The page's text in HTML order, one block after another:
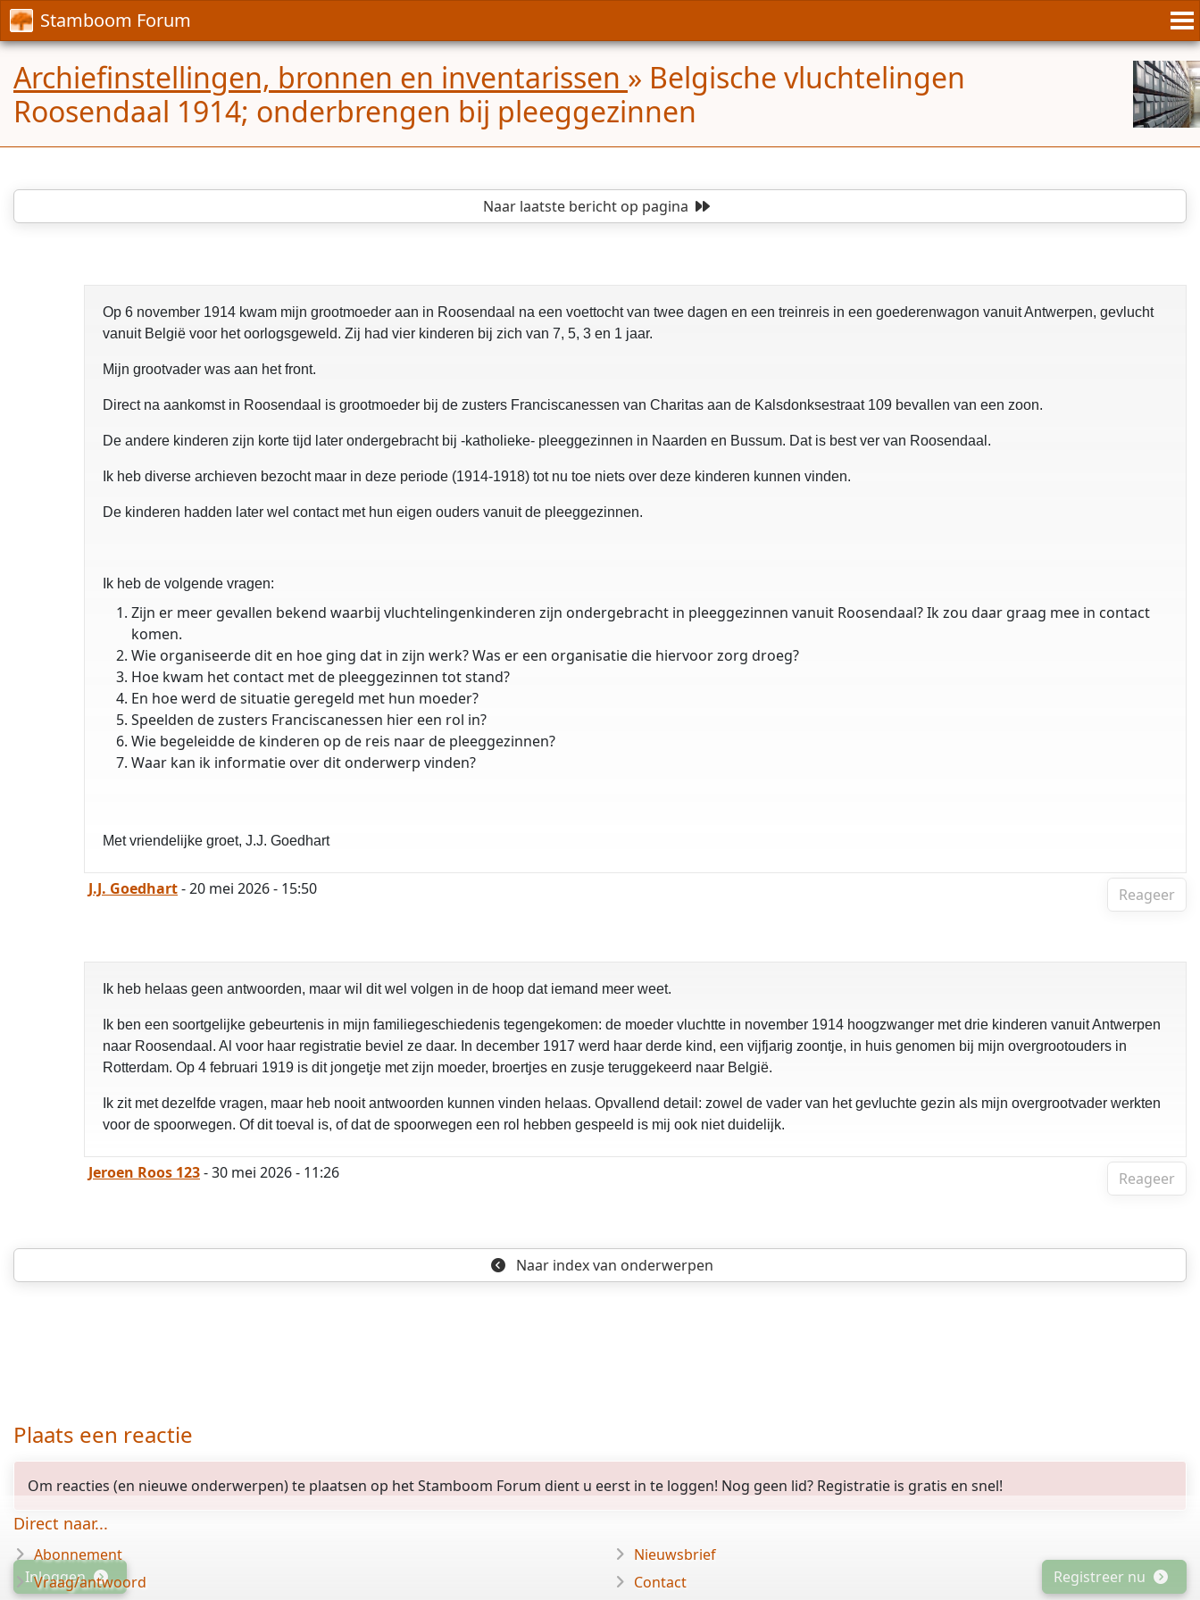
Stamboom Forum
Archiefinstellingen, bronnen en inventarissen » Belgische vluchtelingen
Roosendaal 1914; onderbrengen bij pleeggezinnen
Naar laatste berichtop pagina
Op 6 november 1914 kwam mijn grootmoeder aan in Roosendaal na een voettocht van twee dagen en een treinreis in een goederenwagon vanuit Antwerpen, gevlucht
vanuit België voor het oorlogsgeweld. Zij had vier kinderen bij zich van 7, 5, 3 en 1 jaar.
Mijn grootvader was aan het front.
Direct na aankomst in Roosendaal is grootmoeder bij de zusters Franciscanessen van Charitas aan de Kalsdonksestraat 109 bevallen van een zoon.
De andere kinderen zijn korte tijd later ondergebracht bij -katholieke- pleeggezinnen in Naarden en Bussum. Dat is best ver van Roosendaal.
Ik heb diverse archieven bezocht maar in deze periode (1914-1918) tot nu toe niets over deze kinderen kunnen vinden.
De kinderen hadden later wel contact met hun eigen ouders vanuit de pleeggezinnen.
Ik heb de volgende vragen:
Zijn er meer gevallen bekend waarbij vluchtelingenkinderen zijn ondergebracht in pleeggezinnen vanuit Roosendaal? Ik zou daar graag mee in contact
komen.
Wie organiseerde dit en hoe ging dat in zijn werk? Was er een organisatie die hiervoor zorg droeg?
Hoe kwam het contact met de pleeggezinnen tot stand?
En hoe werd de situatie geregeld met hun moeder?
Speelden de zusters Franciscanessen hier een rol in?
Wie begeleidde de kinderen op de reis naar de pleeggezinnen?
Waar kan ik informatie over dit onderwerp vinden?
Met vriendelijke groet, J.J. Goedhart
Reageer
J.J. Goedhart- 20 mei 2026 - 15:50
Ik heb helaas geen antwoorden, maar wil dit wel volgen in de hoop dat iemand meer weet.
Ik ben een soortgelijke gebeurtenis in mijn familiegeschiedenis tegengekomen: de moeder vluchtte in november 1914 hoogzwanger met drie kinderen vanuit Antwerpen
naar Roosendaal. Al voor haar registratie beviel ze daar. In december 1917 werd haar derde kind, een vijfjarig zoontje, in huis genomen bij mijn overgrootouders in
Rotterdam. Op 4 februari 1919 is dit jongetje met zijn moeder, broertjes en zusje teruggekeerd naar België.
Ik zit met dezelfde vragen, maar heb nooit antwoorden kunnen vinden helaas. Opvallend detail: zowel de vader van het gevluchte gezin als mijn overgrootvader werkten
voor de spoorwegen. Of dit toeval is, of dat de spoorwegen een rol hebben gespeeld is mij ook niet duidelijk.
Reageer
Jeroen Roos 123- 30 mei 2026 - 11:26
Naar indexvan onderwerpen
Plaats een reactie
Om reacties (en nieuwe onderwerpen) te plaatsen op het Stamboom Forum dient u eerst in te loggen! Nog geen lid? Registratie is gratis en snel!
Inloggen Registreer nu
Direct naar...
Abonnement
Vraag/antwoord
Nieuwsbrief
Contact